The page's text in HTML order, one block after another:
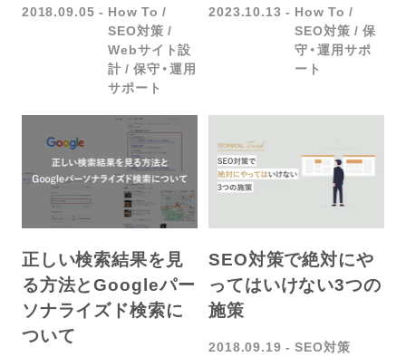
2018.09.05
How To
SEO対策
Webサイト設
計
保守・運用
サポート
2023.10.13
How To
SEO対策
保
守・運用サポ
ート
正しい検索結果を見
る方法とGoogleパー
ソナライズド検索に
ついて
SEO対策で絶対にや
ってはいけない3つの
施策
2018.09.19 SEO対策